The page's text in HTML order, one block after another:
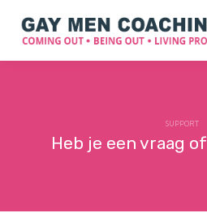
Over
Login
SUPPORT
Heb je een vraag